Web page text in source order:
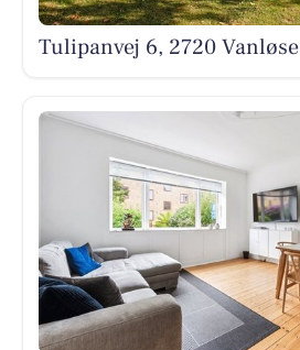
Tulipanvej 6, 2720 Vanløse